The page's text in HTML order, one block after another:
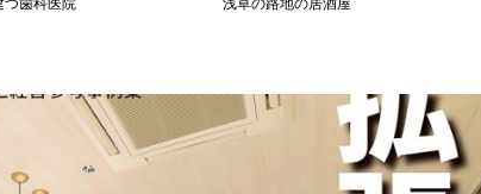
つ歯科医院 浅草の路地の居酒屋